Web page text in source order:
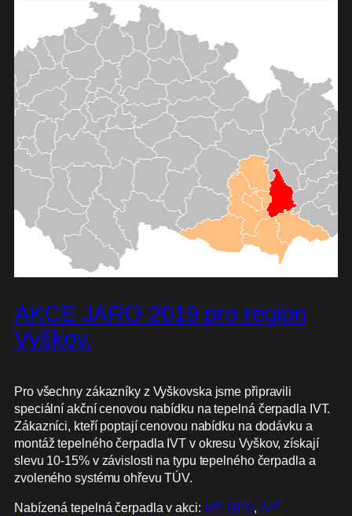
AKCE JARO 2019 pro region
Vyškov.
Pro všechny zákazníky z Vyškovska jsme připravili
speciální akční cenovou nabídku na tepelná čerpadla IVT.
Zákazníci, kteří poptají cenovou nabídku na dodávku a
montáž tepelného čerpadla IVT v okresu Vyškov, získají
slevu 10-15% v závislosti na typu tepelného čerpadla a
zvoleného systému ohřevu TÚV.
Nabízená tepelná čerpadla v akci: IVT GEO, IVT